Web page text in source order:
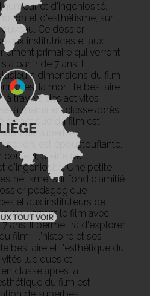
et d'ingéniosité.
et d'esthétisme, sur
Ce dossier
aux institutrices et aux
primaire qui verront
à partir de 7 ans. Il
dimensions du film
la mort, le bestiaire
à travers des activités
à mener en classe après
esthétique du film est
de superbes
est époustouflante.
couleur, pleine de
d'ingéniosité.Une petite
sur fond d'amitié
pédagogique
et aux instituteurs de
qui verront le film avec
7 ans.Il permettra d'explorer
film - l'histoire et ses
bestiaire et l'esthétique du
ludiques et
classe après la
du film est